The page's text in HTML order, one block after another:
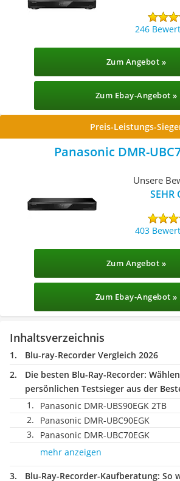
246
Zum Angebot »
Zum Ebay-Angebot »
Preis-Leistungs-
Panasonic DMR-
Unsere
SEHR
403
Zum Angebot »
Zum Ebay-Angebot »
Inhaltsverzeichnis
Blu-ray-Recorder Vergleich 2026
Die besten Blu-Ray-Recorder:
persönlichen Testsieger aus der
Panasonic DMR-UBS90EGK 2TB
Panasonic DMR-UBC90EGK
Panasonic DMR-UBC70EGK
mehr anzeigen
Blu-Ray-Recorder-Kaufberatung: So